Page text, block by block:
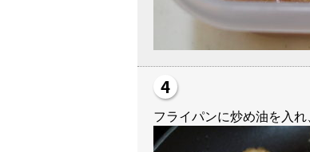
フライパンに炒め油を入れ